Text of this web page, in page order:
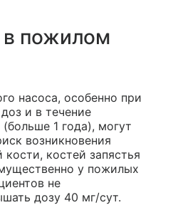
пожилом
насоса, особенно при
и в течение
1 года), могут
возникновения
костей запястья
у пожилых
не
дозу 40 мг/сут.